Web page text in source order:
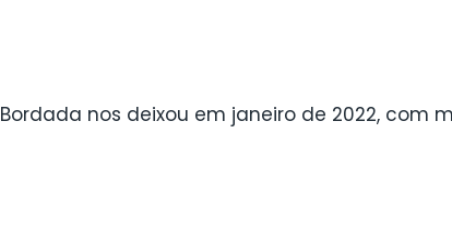
Bordada nos deixou em janeiro de 2022, com